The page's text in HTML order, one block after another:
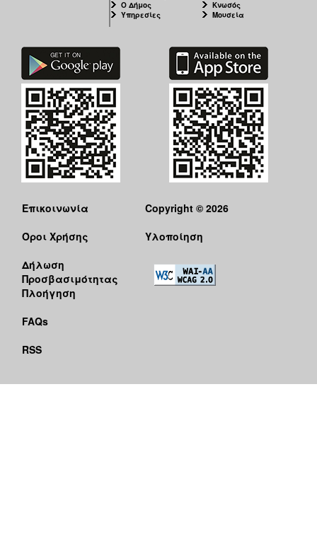
Ο Δήμος
Υπηρεσίες
Κνωσός
Μουσεία
Επικοινωνία
Όροι Χρήσης
Δήλωση
Προσβασιμότητας
Πλοήγηση
FAQs
RSS
Copyright © 2026
Υλοποίηση